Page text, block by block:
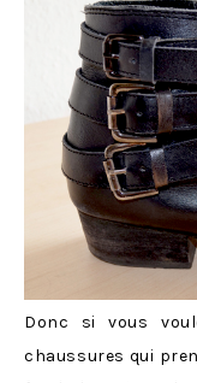
Donc si vous
chaussures qui